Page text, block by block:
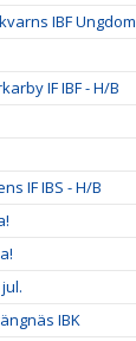
IBF Ungdom
IF IBF - H/B
IF IBS - H/B
IBK